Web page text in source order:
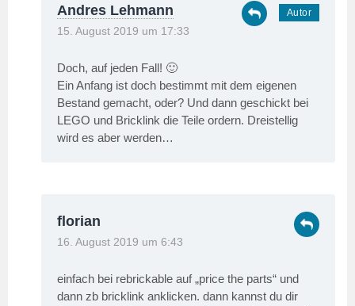
Andres Lehmann
15. August 2019 um 17:33
Doch, auf jeden Fall! 🙂
Ein Anfang ist doch bestimmt mit dem eigenen
Bestand gemacht, oder? Und dann geschickt bei
LEGO und Bricklink die Teile ordern. Dreistellig
wird es aber werden…
florian
16. August 2019 um 6:43
einfach bei rebrickable auf „price the parts“ und
dann zb bricklink anklicken. dann kannst du dir